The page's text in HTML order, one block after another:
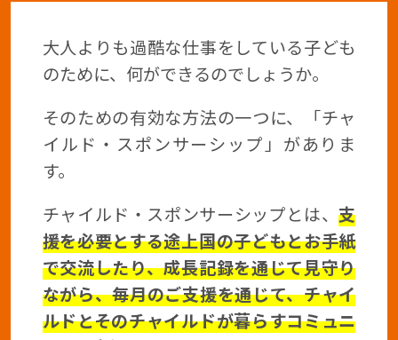
大人よりも過酷な仕事をしている子ども
のために、何ができるのでしょうか。
そのための有効な方法の一つに、「チャ
イルド・スポンサーシップ」がありま
す。
チャイルド・スポンサーシップとは、支
援を必要とする途上国の子どもとお手紙
で交流したり、成長記録を通じて見守り
ながら、毎月のご支援を通じて、チャイ
ルドとそのチャイルドが暮らすコミュニ